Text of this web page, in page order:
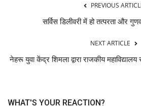
PREVIOUS
सर्विस डिलीवरी में हो तत्परता और
NEXT ARTICLE
नेहरू युवा केंद्र शिमला द्वारा राजकीय महाविद्यालय
WHAT'S YOUR REACTION?